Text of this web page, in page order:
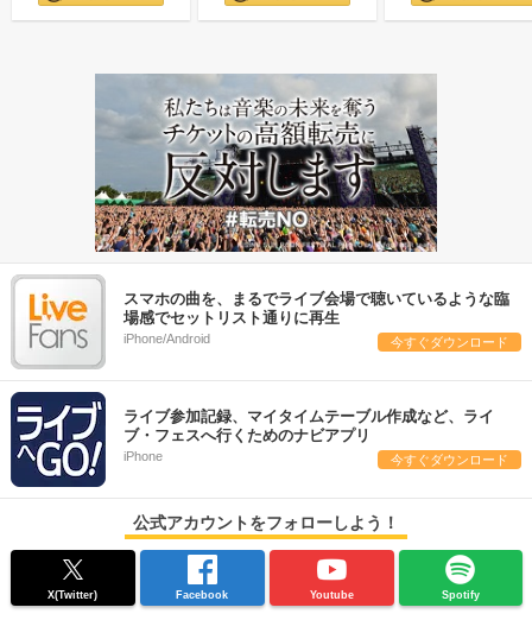
スマホの曲を、まるでライブ会場で聴いているような臨
場感でセットリスト通りに再生
iPhone/Android 今すぐダウンロード
ライブ参加記録、マイタイムテーブル作成など、ライ
ブ・フェスへ行くためのナビアプリ
iPhone 今すぐダウンロード
公式アカウントをフォローしよう！
X(Twitter) Facebook Youtube Spotify